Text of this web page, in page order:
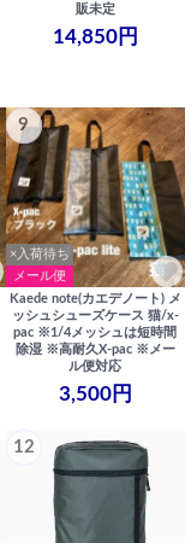
販未定
14,850円
9
×入荷待ち
メール便
Kaede note(カエデノート) メ
ッシュシューズケース 猫/x-
pac ※1/4メッシュは短時間
除湿 ※高耐久X-pac ※メー
ル便対応
3,500円
12